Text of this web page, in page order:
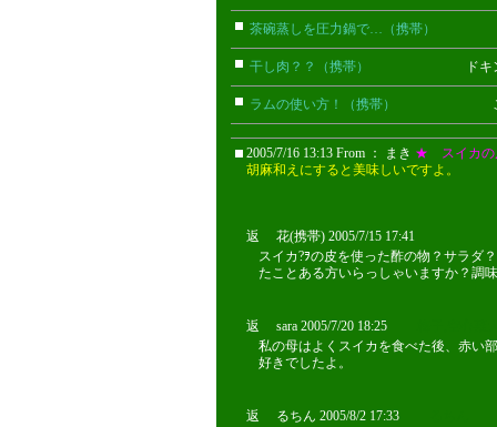
茶碗蒸しを圧力鍋で…（携帯）
干し肉？？（携帯） ドキンちゃ
ラムの使い方！（携帯） このみ(
2005/7/16 13:13 From ： まき ★ スイカの
胡麻和えにすると美味しいですよ。
返 花(携帯) 2005/7/15 17:41
スイカ?ｦの皮を使った酢の物？サラダ
たことある方いらっしゃいますか？調
返 sara 2005/7/20 18:25
私の母はよくスイカを食べた後、赤い
好きでしたよ。
返 るちん 2005/8/2 17:33